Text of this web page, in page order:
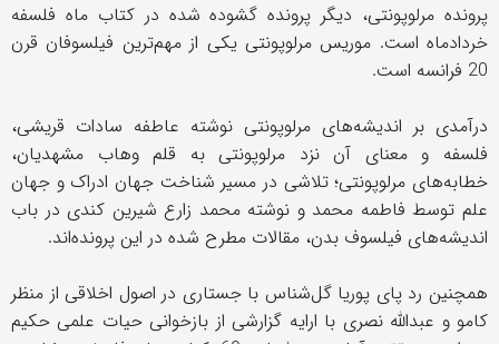
پرونده مرلو‌پونتی، دیگر پرونده گشوده شده در کتاب ماه فلسفه
خرداد‌ماه است. موریس مرلوپونتی یکی از مهم‌ترین فیلسوفان قرن
20 فرانسه است.
درآمدی بر اندیشه‌های مرلو‌پونتی نوشته عاطفه سادات قریشی،
فلسفه و معنای آن نزد مرلو‌پونتی به قلم وهاب مشهدیان،
خطابه‌های مرلو‌پونتی؛ تلاشی در مسیر شناخت جهان ادراک و جهان
علم توسط فاطمه محمد و نوشته محمد زارع شیرین کندی در باب
اندیشه‌های فیلسوف بدن، مقالات مطرح شده در این پرونده‌اند.
همچنین رد پای پوریا گل‌شناس با جستاری در اصول اخلاقی از منظر
کامو و عبدالله نصری با ارایه گزارشی از بازخوانی حیات علمی حکیم